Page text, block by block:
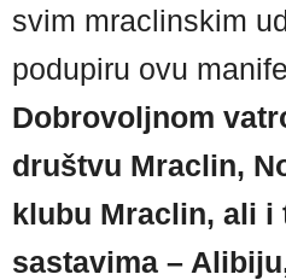
svim mraclinskim
podupiru ovu
Dobrovoljnom
društvu Mraclin,
klubu Mraclin, ali i
sastavima –